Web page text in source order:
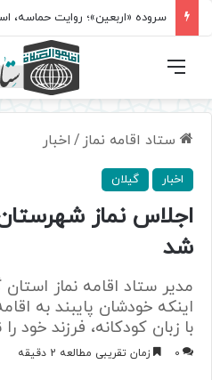
فهرست
ستاد اقامه نماز / اخبار
اخبار گیلان
اجلاس نماز شهرستان
شد
مدیر ستاد اقامه نماز استان
اینکه خودشان پایبند به
با زبان کودکانه، فرزند خود
0 زمان تقریبی مطالعه 2 دقیقه